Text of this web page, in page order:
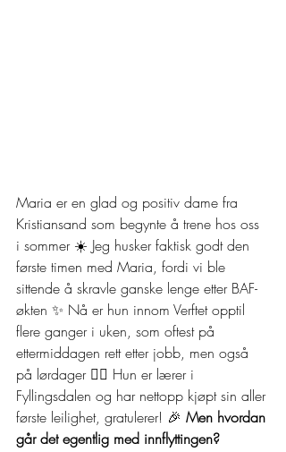
Maria er en glad og positiv dame fra
Kristiansand som begynte å trene hos oss
i sommer ☀️ Jeg husker faktisk godt den
første timen med Maria, fordi vi ble
sittende å skravle ganske lenge etter BAF-
økten ✨ Nå er hun innom Verftet opptil
flere ganger i uken, som oftest på
ettermiddagen rett etter jobb, men også
på lørdager 🏋️‍♀️ Hun er lærer i
Fyllingsdalen og har nettopp kjøpt sin aller
første leilighet, gratulerer! 🎉 Men hvordan
går det egentlig med innflyttingen?